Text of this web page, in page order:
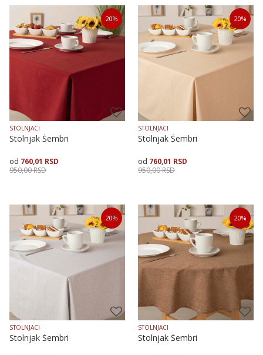
Veličina
140X140140X180140X240
Dodaj u korpu Veličina
140X140140X180140X240
Dodaj u korpu
20%
STOLNJACI
Stolnjak Šembri
760,01 RSD
950,00RSD
Veličina
140X140140X180140X240
Dodaj u korpu
20%
STOLNJACI
Stolnjak Šembri
760,01 RSD
950,00RSD
Veličina
140X140140X180 140X240
Dodaj u korpu
20%
STOLNJACI
Stolnjak Šembri
20%
STOLNJACI
Stolnjak Šembri